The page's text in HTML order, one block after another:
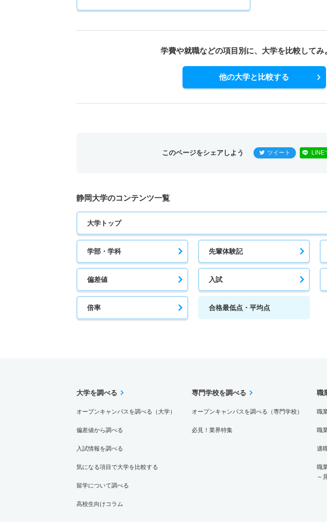
学費や就職などの項目別に、 大学を比較してみ
他の大学と比較する
このページをシェアしよう ツイート LINE
静岡大学のコンテンツ一覧
大学トップ
学部・学科 先輩体験記
偏差値 入試
倍率 合格最低点・平均点
大学を調べる
オープンキャンパスを調べる（大学）
偏差値から調べる
入試情報を調べる
気になる項目で大学を比較する
留学について調べる
高校生向けコラム
専門学校を調べる
オープンキャンパスを調べる（専門学校）
必見！業界特集
職
職
職
適
職
～